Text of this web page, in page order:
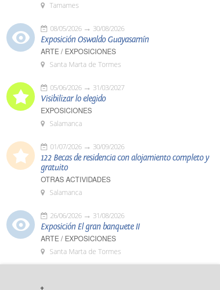
Tamames
08/05/2026 30/08/2026
Exposición Oswaldo Guayasamín
ARTE / EXPOSICIONES
Santa Marta de Tormes
05/06/2026 31/03/2027
Visibilizar lo elegido
EXPOSICIONES
Salamanca
01/07/2026 30/09/2026
122 Becas de residencia con alojamiento completo y
gratuito
OTRAS ACTIVIDADES
Salamanca
26/06/2026 31/08/2026
Exposición El gran banquete II
ARTE / EXPOSICIONES
Santa Marta de Tormes